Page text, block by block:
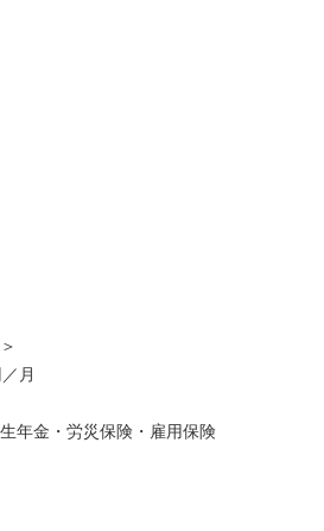
月
年金・労災保険・雇用保険